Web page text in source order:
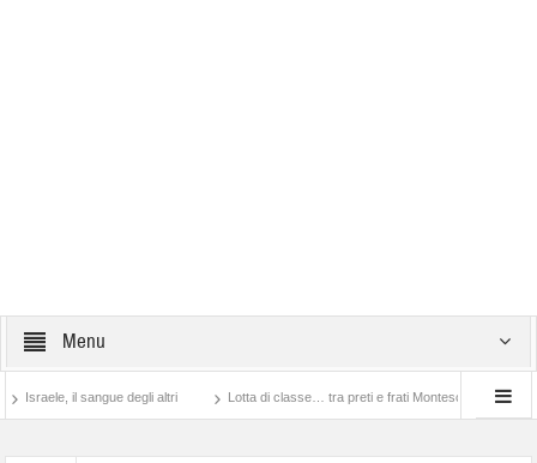
Menu
degli altri Lotta di classe… tra preti e frati Montescaglioso Tonache,